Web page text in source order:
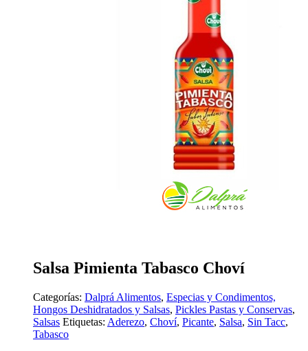
Salsa Pimienta Tabasco Choví
Categorías: Dalprá Alimentos, Especias y Condimentos,
Hongos Deshidratados y Salsas, Pickles Pastas y Conservas,
Salsas Etiquetas: Aderezo, Choví, Picante, Salsa, Sin Tacc,
Tabasco